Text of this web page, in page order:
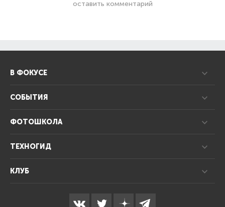
оставить комментарий
В ФОКУСЕ
СОБЫТИЯ
ФОТОШКОЛА
ТЕХНОГИД
КЛУБ